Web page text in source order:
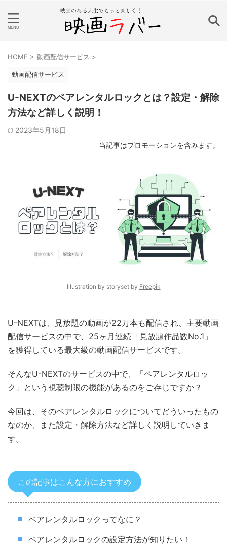
HOME > 動画配信サービス >
動画配信サービス
U-NEXTのペアレンタルロックとは？設定・解除
方法など詳しく説明！
2023年5月18日
当記事はプロモーションを含みます。
Illustration by storyset by Freepik
U-NEXTは、見放題の動画が22万本も配信され、主要動画
配信サービスの中で、25ヶ月連続「見放題作品数No.1」
を獲得している最大級の動画配信サービスです。
そんなU-NEXTのサービスの中で、「ペアレンタルロッ
ク」という視聴制限の機能があるのをご存じですか？
今回は、そのペアレンタルロックについてどういったもの
なのか、また設定・解除方法など詳しく説明していきま
す。
この記事はこんな方におすすめ
ペアレンタルロックってなに？
ペアレンタルロックの設定方法が知りたい！